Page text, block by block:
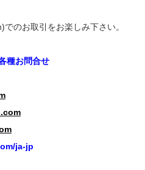
のお取引をお楽しみ下さい。
種お問合せ
ja-jp